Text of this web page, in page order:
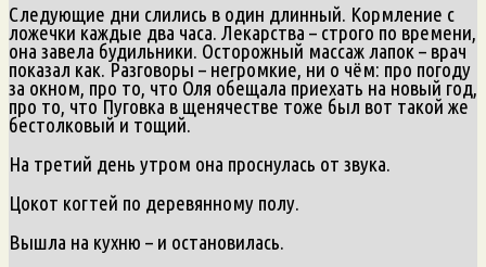
Следующие дни слились в один длинный. Кормление с
ложечки каждые два часа. Лекарства – строго по времени,
она завела будильники. Осторожный массаж лапок – врач
показал как. Разговоры – негромкие, ни о чём: про погоду
за окном, про то, что Оля обещала приехать на новый год,
про то, что Пуговка в щенячестве тоже был вот такой же
бестолковый и тощий.
На третий день утром она проснулась от звука.
Цокот когтей по деревянному полу.
Вышла на кухню – и остановилась.